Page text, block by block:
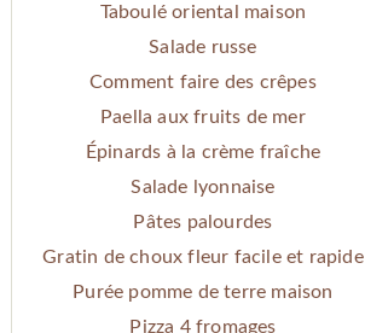
Taboulé oriental maison
Salade russe
Comment faire des crêpes
Paella aux fruits de mer
Épinards à la crème fraîche
Salade lyonnaise
Pâtes palourdes
Gratin de choux fleur facile et rapide
Purée pomme de terre maison
Pizza 4 fromages